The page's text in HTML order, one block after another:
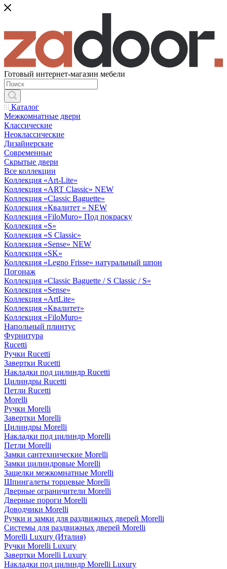
Готовый интернет-магазин мебели
Каталог
Межкомнатные двери
Классические
Неоклассические
Дизайнерские
Современные
Скрытые двери
Все коллекции
Коллекция «Art-Lite»
Коллекция «ART Classic» NEW
Коллекция «Classic Baguette»
Коллекция «Квалитет » NEW
Коллекция «FiloMuro» Под покраску
Коллекция «S»
Коллекция «S Classic»
Коллекция «Sense» NEW
Коллекция «SK»
Коллекция «Legno Frisse» натуральный шпон
Погонаж
Коллекция «Classic Baguette / S Classic / S»
Коллекция «Sense»
Коллекция «ArtLite»
Коллекция «Квалитет»
Коллекция «FiloMuro»
Напольный плинтус
Фурнитура
Rucetti
Ручки Rucetti
Завертки Rucetti
Накладки под цилиндр Rucetti
Цилиндры Rucetti
Петли Rucetti
Morelli
Ручки Morelli
Завертки Morelli
Цилиндры Morelli
Накладки под цилиндр Morelli
Петли Morelli
Замки сантехнические Morelli
Замки цилиндровые Morelli
Защелки межкомнатные Morelli
Шпингалеты торцевые Morelli
Дверные ограничители Morelli
Дверные пороги Morelli
Доводчики Morelli
Ручки и замки для раздвижных дверей Morelli
Системы для раздвижных дверей Morelli
Morelli Luxury (Италия)
Ручки Morelli Luxury
Завертки Morelli Luxury
Накладки под цилиндр Morelli Luxury